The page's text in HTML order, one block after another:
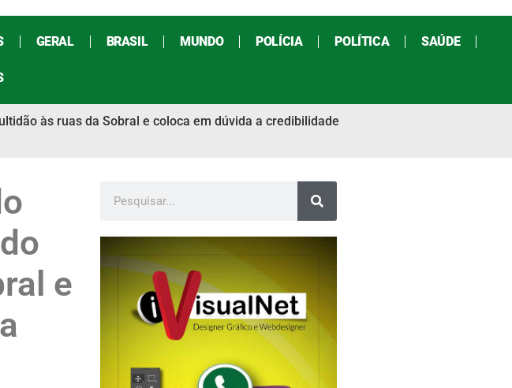
GERAL BRASIL MUNDO POLÍCIA POLÍTICA SAÚDE
às ruas da Sobral e coloca em dúvida a credibilidade
e